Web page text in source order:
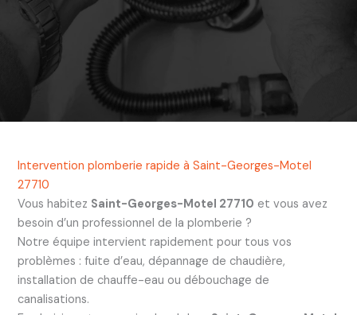
Intervention plomberie rapide à Saint-Georges-Motel
27710
Vous habitez Saint-Georges-Motel 27710 et vous avez
besoin d’un professionnel de la plomberie ?
Notre équipe intervient rapidement pour tous vos
problèmes : fuite d’eau, dépannage de chaudière,
installation de chauffe-eau ou débouchage de
canalisations.